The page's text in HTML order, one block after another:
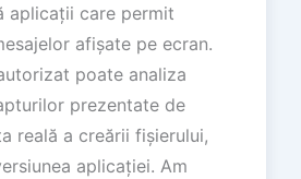
aplicații care permit
afișate pe ecran.
poate analiza
prezentate de
reală a creării fișierului,
aplicației. Am